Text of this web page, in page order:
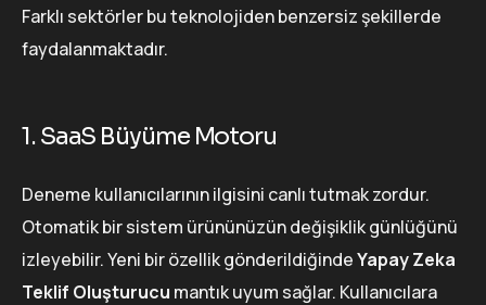
Farklı sektörler bu teknolojiden benzersiz şekillerde
faydalanmaktadır.
1. SaaS Büyüme Motoru
Deneme kullanıcılarının ilgisini canlı tutmak zordur.
Otomatik bir sistem ürününüzün değişiklik günlüğünü
izleyebilir. Yeni bir özellik gönderildiğindeYapay Zeka
Teklif Oluşturucu mantık uyum sağlar. Kullanıcılara